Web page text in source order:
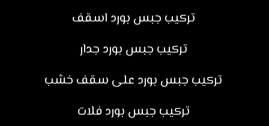
تركيب جبس بورد اسقف
تركيب جبس بورد جدار
تركيب جبس بورد على سقف خشب
تركيب جبس بورد فلات